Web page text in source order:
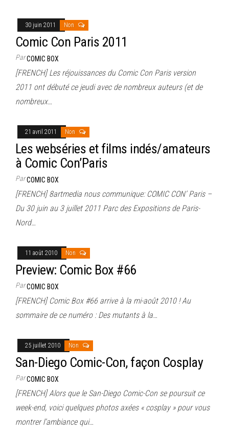
30 juin 2011 Non
Comic Con Paris 2011
ParCOMIC BOX
[FRENCH] Les réjouissances du Comic Con Paris version
2011 ont débuté ce jeudi avec de nombreux auteurs (et de
nombreux…
21 avril 2011 Non
Les webséries et films indés/amateurs
à Comic Con’Paris
ParCOMIC BOX
[FRENCH] 8artmedia nous communique: COMIC CON’ Paris –
Du 30 juin au 3 juillet 2011 Parc des Expositions de Paris-
Nord…
11 août 2010 Non
Preview: Comic Box #66
ParCOMIC BOX
[FRENCH] Comic Box #66 arrive à la mi-août 2010 ! Au
sommaire de ce numéro : Des mutants à la…
25 juillet 2010 Non
San-Diego Comic-Con, façon Cosplay
ParCOMIC BOX
[FRENCH] Alors que le San-Diego Comic-Con se poursuit ce
week-end, voici quelques photos axées « cosplay » pour vous
montrer l’ambiance qui…